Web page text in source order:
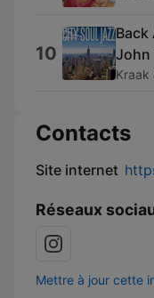
10
Back
John
Kraak
Contacts
Site internet
Réseaux
Mettre à jour cette